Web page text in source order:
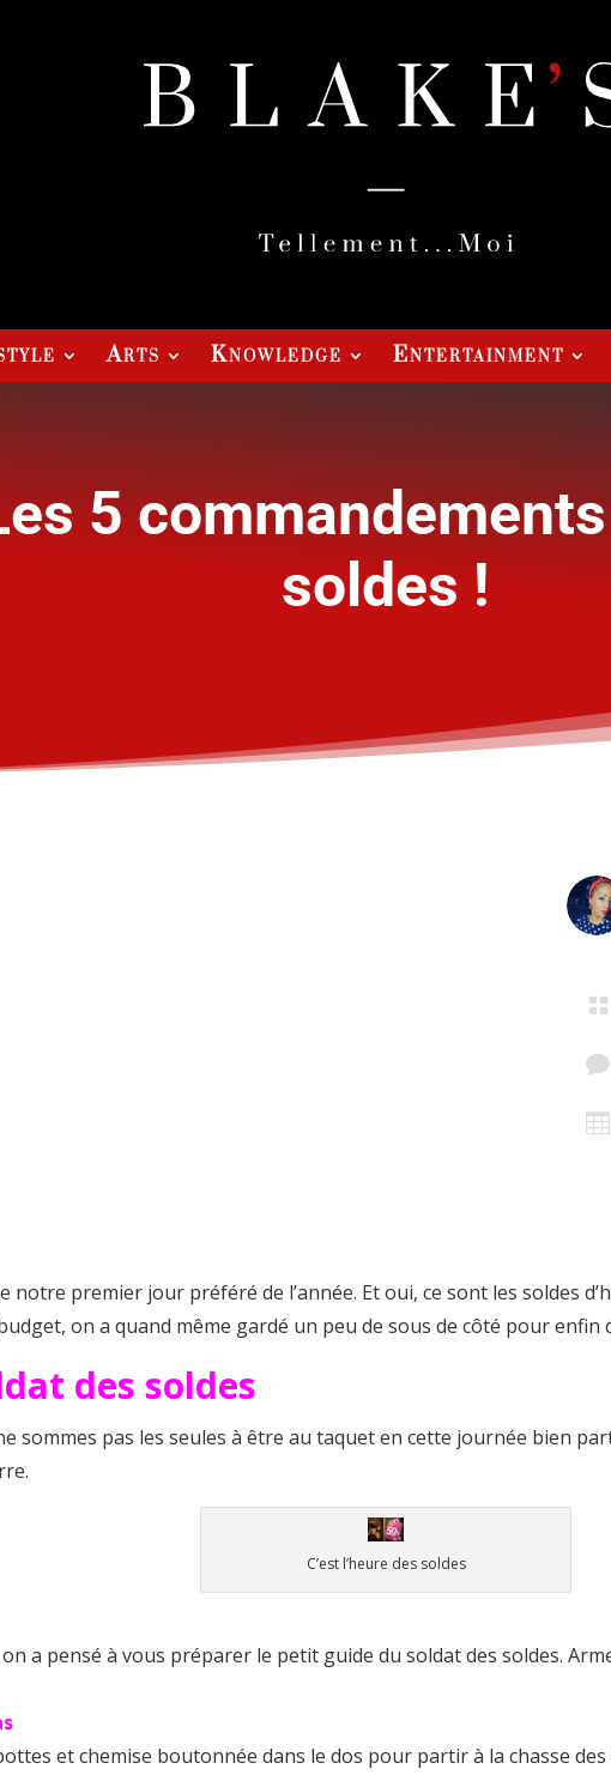
Arts Knowledge Entertainment
5
soldes !



notre premier jour préféré de l’année. Et oui, ce sont les soldes
on a quand même gardé un peu de sous de côté pour
des soldes
sommes pas les seules à être au taquet en cette journée bien
C’est l’heure des soldes
a pensé à vous préparer le petit guide du soldat des soldes.
et chemise boutonnée dans le dos pour partir à la chasse